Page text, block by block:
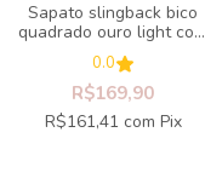
Sapato slingback bico
quadrado ouro light com
laço
0.0
R$169,90
R$161,41 com Pix